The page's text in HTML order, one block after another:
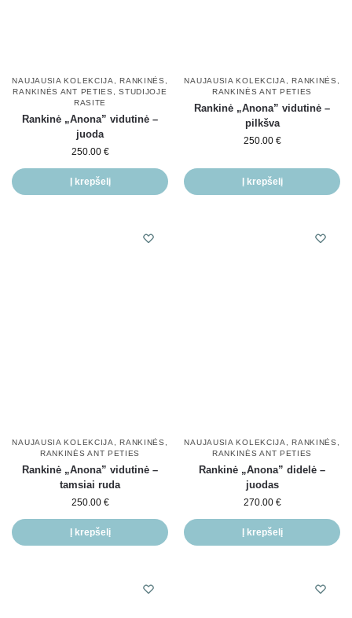
NAUJAUSIA KOLEKCIJA,RANKINĖS ,
RANKINĖS ANT PETIES ,STUDIJOJE
RASITE
Rankinė „Anona” vidutinė –
juoda
250.00 €
Į krepšelį
NAUJAUSIA KOLEKCIJA,RANKINĖS ,
RANKINĖS ANT PETIES
Rankinė „Anona” vidutinė –
pilkšva
250.00 €
Į krepšelį
NAUJAUSIA KOLEKCIJA ,RANKINĖS
RANKINĖS ANT PETIES
Rankinė „Anona” vidutinė –
tamsiai ruda
250.00 €
Į krepšelį
NAUJAUSIA KOLEKCIJA ,RANKINĖS
RANKINĖS ANT PETIES
Rankinė „Anona” didelė –
juodas
270.00 €
Į krepšelį